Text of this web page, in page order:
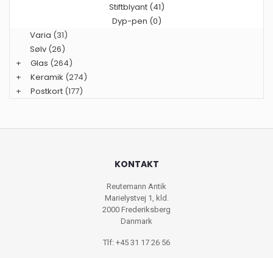
Stiftblyant (41)
Dyp-pen (0)
Varia (31)
Sølv (26)
+
Glas (264)
+
Keramik (274)
+
Postkort (177)
KONTAKT
Reutemann Antik
Marielystvej 1, kld.
2000 Frederiksberg
Danmark
Tlf: +45 31 17 26 56